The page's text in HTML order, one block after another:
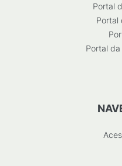
Portal
Portal
Portal